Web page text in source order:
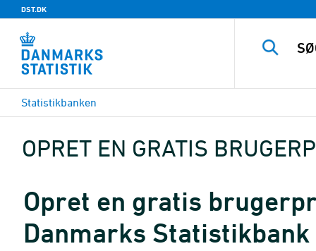
DST.DK
Statistikbanken
OPRET EN GRATIS
Opret en gratis
Danmarks Statistikbank